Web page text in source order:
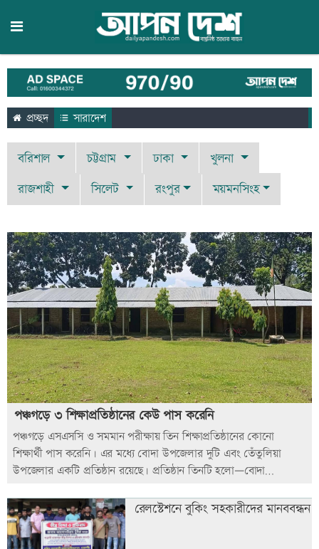
প্রচ্ছদ সারাদেশ
বরিশাল চট্টগ্রাম ঢাকা
খুলনা
রাজশাহী
সিলেট রংপুর ময়মনসিংহ
পঞ্চগড়ে ৩ শিক্ষাপ্রতিষ্ঠানের কেউ পাস করেনি
পঞ্চগড়ে এসএসসি ও সমমান পরীক্ষায় তিন শিক্ষাপ্রতিষ্ঠানের কোনো
শিক্ষার্থী পাস করেনি। এর মধ্যে বোদা উপজেলার দুটি এবং তেঁতুলিয়া
উপজেলার একটি প্রতিষ্ঠান রয়েছে। প্রতিষ্ঠান তিনটি হলো—বোদা
বালিকা উচ্চবিদ্যালয় এবং তেঁতুলিয়া উপজেলার তেঁতুলিয়া দাখিল মাদ্রাসা।
রেলস্টেশনে বুকিং সহকারীদের মানববন্ধন